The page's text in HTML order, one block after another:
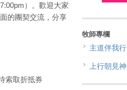
）。歡迎大家
的團契交流，分享
索取折抵券
牧師專欄
主道伴我行
上行朝見神